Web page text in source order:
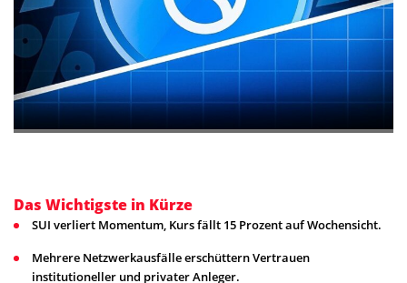
Das Wichtigste in Kürze
SUI verliert Momentum, Kurs fällt 15 Prozent auf Wochensicht.
Mehrere Netzwerkausfälle erschüttern Vertrauen
institutioneller und privater Anleger.